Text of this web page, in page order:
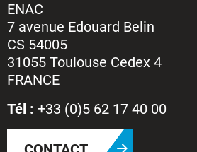
ENAC
7 avenue Edouard Belin
CS 54005
31055 Toulouse Cedex 4
FRANCE
Tél : +33 (0)5 62 17 40 00